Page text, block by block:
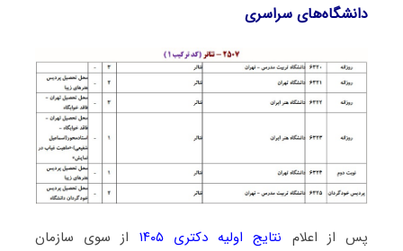
دانشگاه‌های سراسری
پس از اعلام نتایج اولیه دکتری ۱۴۰۵
از سوی سازمان